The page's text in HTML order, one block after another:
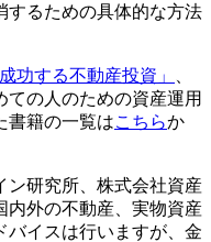
するための具体的な方法
功する不動産投資」
ての人のための資産運用
書籍の一覧はこちらか
研究所、株式会社資産
内外の不動産、実物資産
バイスは行いますが、金